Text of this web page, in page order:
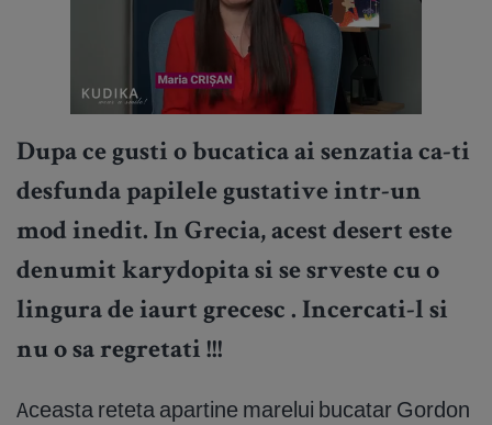
Dupa ce gusti o bucatica ai senzatia ca-ti
desfunda papilele gustative intr-un
mod inedit. In Grecia, acest desert este
denumit karydopita si se srveste cu o
lingura de iaurt grecesc . Incercati-l si
nu o sa regretati !!!
Aceasta reteta apartine marelui bucatar Gordon